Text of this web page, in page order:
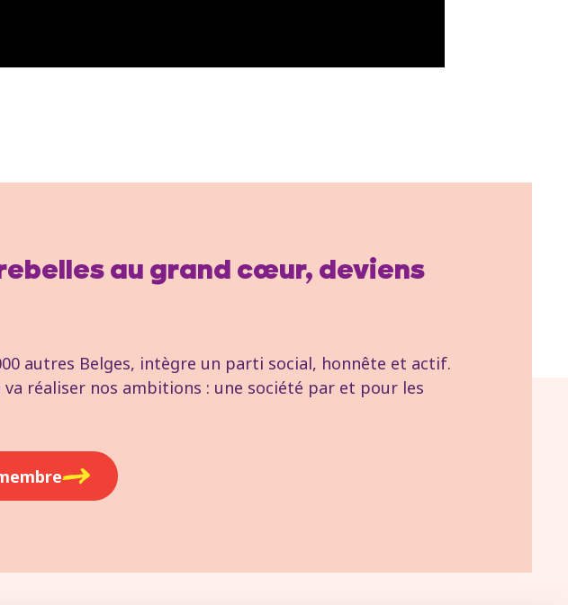
au grand cœur, deviens
autres Belges, intègre un parti social, honnête et actif.
va réaliser nos ambitions : une société par et pour les